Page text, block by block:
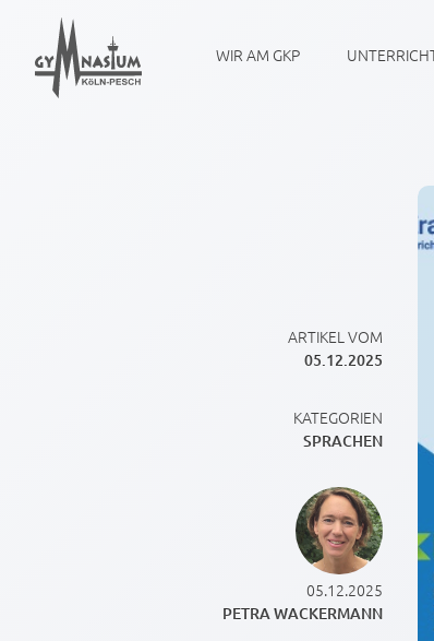
WIR AM GKP
ARTIKEL VOM
05.12.2025
KATEGORIEN
SPRACHEN
05.12.2025
PETRA WACKERMANN